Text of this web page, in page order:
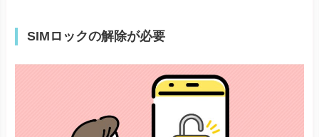
AQUOS zero6
Rakuten Mini
Rakuten Big-S
Rakuten Big
Rakuten Hand
Rakuten Hand 5G
SIMロックの解除が必要